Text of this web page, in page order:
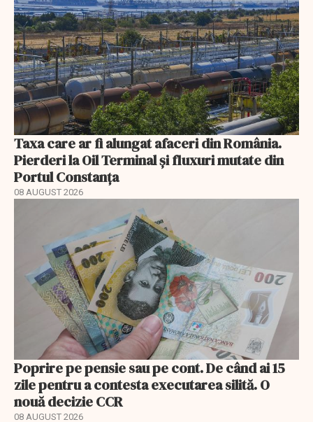
Taxa care ar fi alungat afaceri din România.
Pierderi la Oil Terminal și fluxuri mutate din
Portul Constanța
08 AUGUST 2026
Poprire pe pensie sau pe cont. De când ai 15
zile pentru a contesta executarea silită. O
nouă decizie CCR
08 AUGUST 2026